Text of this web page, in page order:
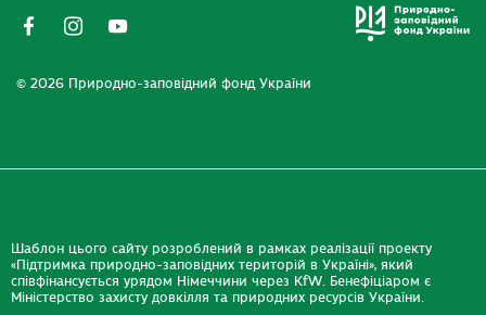
© 2026 Природно-заповідний фонд України
Шаблон цього сайту розроблений в рамках реалізації проекту
«Підтримка природно-заповідних територій в Україні», який
співфінансується урядом Німеччини через KfW. Бенефіціаром є
Міністерство захисту довкілля та природних ресурсів України.